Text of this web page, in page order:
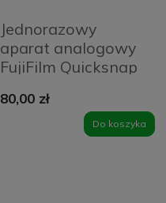
Jednorazowy
aparat analogowy
FujiFilm Quicksnap
80,00 zł
Do koszyka